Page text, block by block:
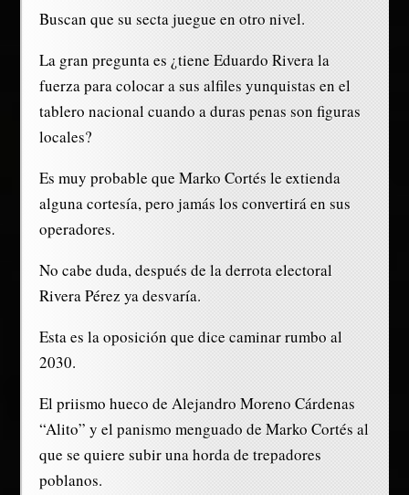
Buscan que su secta juegue en otro nivel.
La gran pregunta es ¿tiene Eduardo Rivera la
fuerza para colocar a sus alfiles yunquistas en el
tablero nacional cuando a duras penas son figuras
locales?
Es muy probable que Marko Cortés le extienda
alguna cortesía, pero jamás los convertirá en sus
operadores.
No cabe duda, después de la derrota electoral
Rivera Pérez ya desvaría.
Esta es la oposición que dice caminar rumbo al
2030.
El priismo hueco de Alejandro Moreno Cárdenas
“Alito” y el panismo menguado de Marko Cortés al
que se quiere subir una horda de trepadores
poblanos.